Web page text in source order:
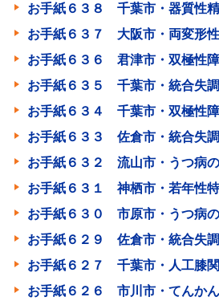
お手紙６３８ 千葉市・器質性
お手紙６３７ 大阪市・両変形
お手紙６３６ 君津市・双極性
お手紙６３５ 千葉市・統合失
お手紙６３４ 千葉市・双極性
お手紙６３３ 佐倉市・統合失
お手紙６３２ 流山市・うつ病
お手紙６３１ 神栖市・若年性
お手紙６３０ 市原市・うつ病
お手紙６２９ 佐倉市・統合失
お手紙６２７ 千葉市・人工膝
お手紙６２６ 市川市・てんか